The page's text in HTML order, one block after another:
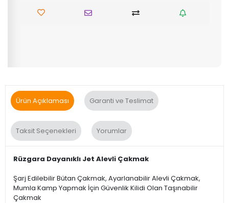
Ürün Açıklaması Garanti ve Teslimat
Taksit Seçenekleri Yorumlar
Rüzgara Dayanıklı Jet Alevli Çakmak
Şarj Edilebilir Bütan Çakmak, Ayarlanabilir Alevli Çakmak,
Mumla Kamp Yapmak İçin Güvenlik Kilidi Olan Taşınabilir
Çakmak